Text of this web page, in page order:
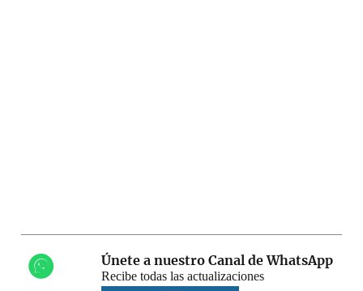
Únete a nuestro Canal de WhatsApp
Recibe todas las actualizaciones